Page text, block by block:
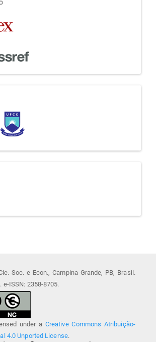
Soc. e Econ., Campina Grande, PB, Brasil.
e-ISSN: 2358-8705.
under a Creative Commons Atribuição-
4.0 Unported License.